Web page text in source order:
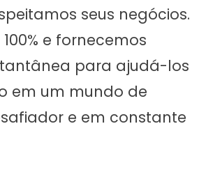
seus negócios.
e fornecemos
para ajudá-los
em um mundo de
e em constante